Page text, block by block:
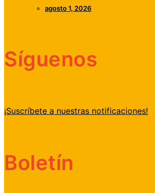
agosto 1, 2026
Síguenos
¡Suscríbete a nuestras notificaciones!
Boletín